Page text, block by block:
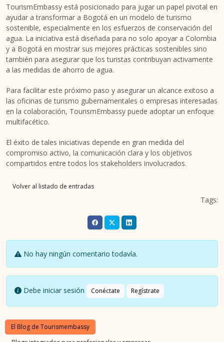
TourismEmbassy está posicionado para jugar un papel pivotal en
ayudar a transformar a Bogotá en un modelo de turismo
sostenible, especialmente en los esfuerzos de conservación del
agua. La iniciativa está diseñada para no solo apoyar a Colombia
y a Bogotá en mostrar sus mejores prácticas sostenibles sino
también para asegurar que los turistas contribuyan activamente
a las medidas de ahorro de agua.
Para facilitar este próximo paso y asegurar un alcance exitoso a
las oficinas de turismo gubernamentales o empresas interesadas
en la colaboración, TourismEmbassy puede adoptar un enfoque
multifacético.
El éxito de tales iniciativas depende en gran medida del
compromiso activo, la comunicación clara y los objetivos
compartidos entre todos los stakeholders involucrados.
Volver al listado de entradas
Tags:
No hay ningún comentario todavía.
Debe iniciar sesión Conéctate Regístrate
El Blog de Tourismembassy